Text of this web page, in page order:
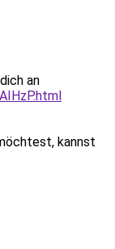
an
kannst